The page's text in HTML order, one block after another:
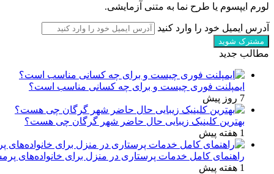
لورم ایپسوم یا طرح‌ نما به متنی آزمایشی.
آدرس ایمیل خود را وارد کنید
مطالب جدید
ایمپلنت فوری چیست و برای چه کسانی مناسب است؟
7 روز پیش
بهترین کلینیک زیبایی حال حاضر شهر گرگان چی هست؟
1 هفته پیش
راهنمای کامل خدمات پرستاری در منزل برای خانواده‌های
1 هفته پیش